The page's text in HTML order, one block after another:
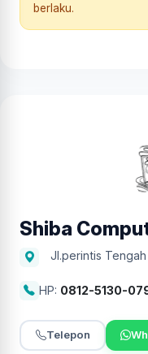
berlaku.
Shiba
Jl.perintis
HP: 0812-5130-
Telepon